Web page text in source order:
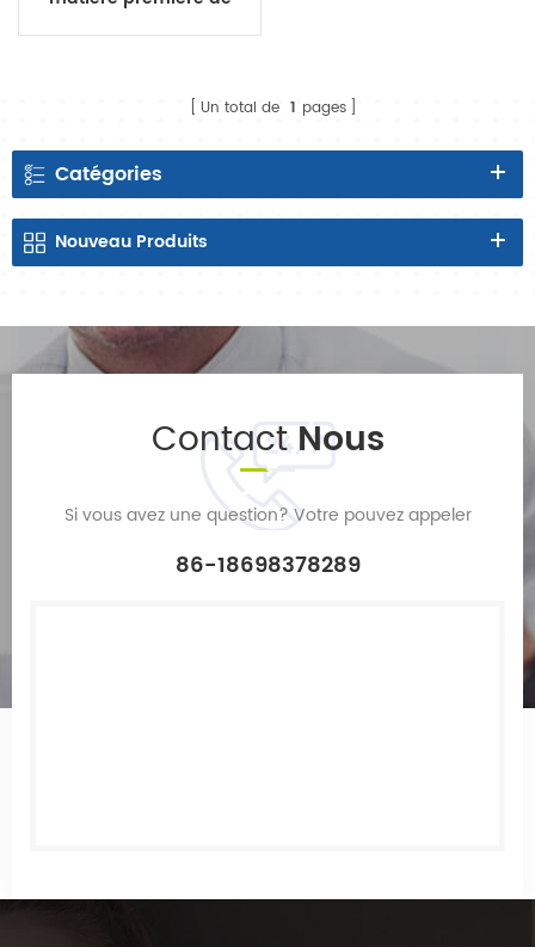
Un total de 1 pages
Catégories
Nouveau Produits
ContactNous
Si vous avez une question? Votre pouvez appeler
86-18698378289